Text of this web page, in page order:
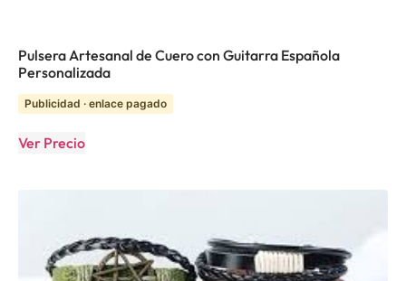
Pulsera Artesanal de Cuero con Guitarra Española
Personalizada
Publicidad · enlace pagado
Ver Precio